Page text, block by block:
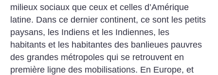
milieux sociaux que ceux et celles d’Amérique
latine. Dans ce dernier continent, ce sont les petits
paysans, les Indiens et les Indiennes, les
habitants et les habitantes des banlieues pauvres
des grandes métropoles qui se retrouvent en
première ligne des mobilisations. En Europe, et